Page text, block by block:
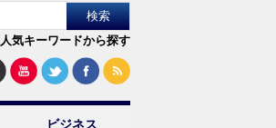
人気キーワードから探す
ビジネス